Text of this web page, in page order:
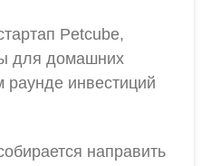
Petcube,
для домашних
инвестиций
направить